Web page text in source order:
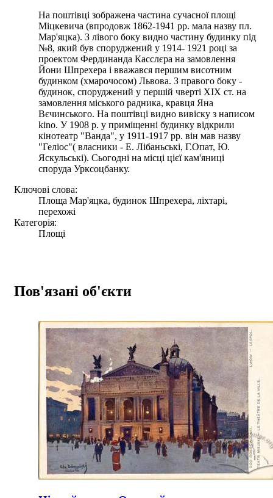
На поштівці зображена частина сучасної площі
Міцкевича (впродовж 1862-1941 рр. мала назву пл.
Мар'яцка). З лівого боку видно частину будинку під
№8, який був споруджений у 1914- 1921 році за
проектом Фердинанда Касслєра на замовлення
Йони Шпрехера і вважався першим висотним
будинком (хмарочосом) Львова. З правого боку -
будинок, споруджений у першій чверті ХІХ ст. на
замовлення міського радника, кравця Яна
Вєчинського. На поштівці видно вивіску з написом
kino. У 1908 р. у приміщенні будинку відкрили
кінотеатр "Ванда", у 1911-1917 рр. він мав назву
"Геліос"( власники - Е. Лібаньські, Г.Опат, Ю.
Яскульські). Сьогодні на місці цієї кам'яниці
споруда Урксоцбанку.
Ключові слова:
Площа Мар'яцка, будинок Шпрехера, ліхтарі,
перехожі
Категорія:
Площі
Пов'язані об'єкти